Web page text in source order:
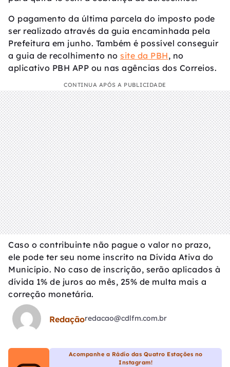
O pagamento da última parcela do imposto pode
ser realizado através da guia encaminhada pela
Prefeitura em junho. Também é possível conseguir
a guia de recolhimento no site da PBH, no
aplicativo PBH APP ou nas agências dos Correios.
CONTINUA APÓS A PUBLICIDADE
Caso o contribuinte não pague o valor no prazo,
ele pode ter seu nome inscrito na Dívida Ativa do
Município. No caso de inscrição, serão aplicados à
dívida 1% de juros ao mês, 25% de multa mais a
correção monetária.
Redaçãoredacao@cdlfm.com.br
Acompanhe a Rádio das Quatro Estações no
Instagram!